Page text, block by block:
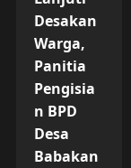
Desakan
Warga,
Panitia
Pengisia
n BPD
Desa
Babakan